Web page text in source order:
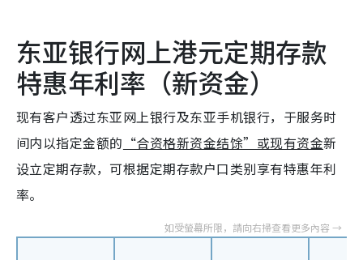
东亚银行网上港元定期存款
特惠年利率（新资金）
现有客户透过东亚网上银行及东亚手机银行，于服务时
间内以指定金额的 “合资格新资金结馀”或现有资金新
设立定期存款，可根据定期存款户口类别享有特惠年利
率。